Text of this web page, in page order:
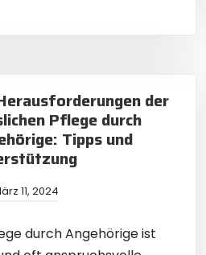
der
Pflege durch
Tipps und
11, 2024
durch Angehörige ist